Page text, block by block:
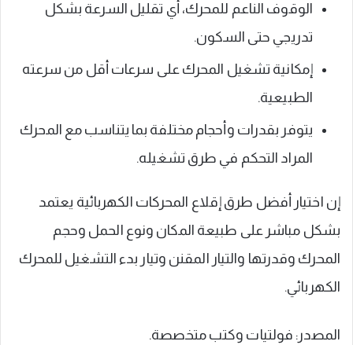
الوقوف الناعم للمحرك، أي تقليل السرعة بشكل
تدريجي حتى السكون.
إمكانية تشغيل المحرك على سرعات أقل من سرعته
الطبيعية.
يتوفر بقدرات وأحجام مختلفة بما يتناسب مع المحرك
المراد التحكم في طرق تشغيله.
إن اختيار أفضل طرق إقلاع المحركات الكهربائية يعتمد
بشكل مباشر على طبيعة المكان ونوع الحمل وحجم
المحرك وقدرتها والتيار المقنن وتيار بدء التشغيل للمحرك
الكهربائي.
المصدر: فولتيات وكتب متخصصة.